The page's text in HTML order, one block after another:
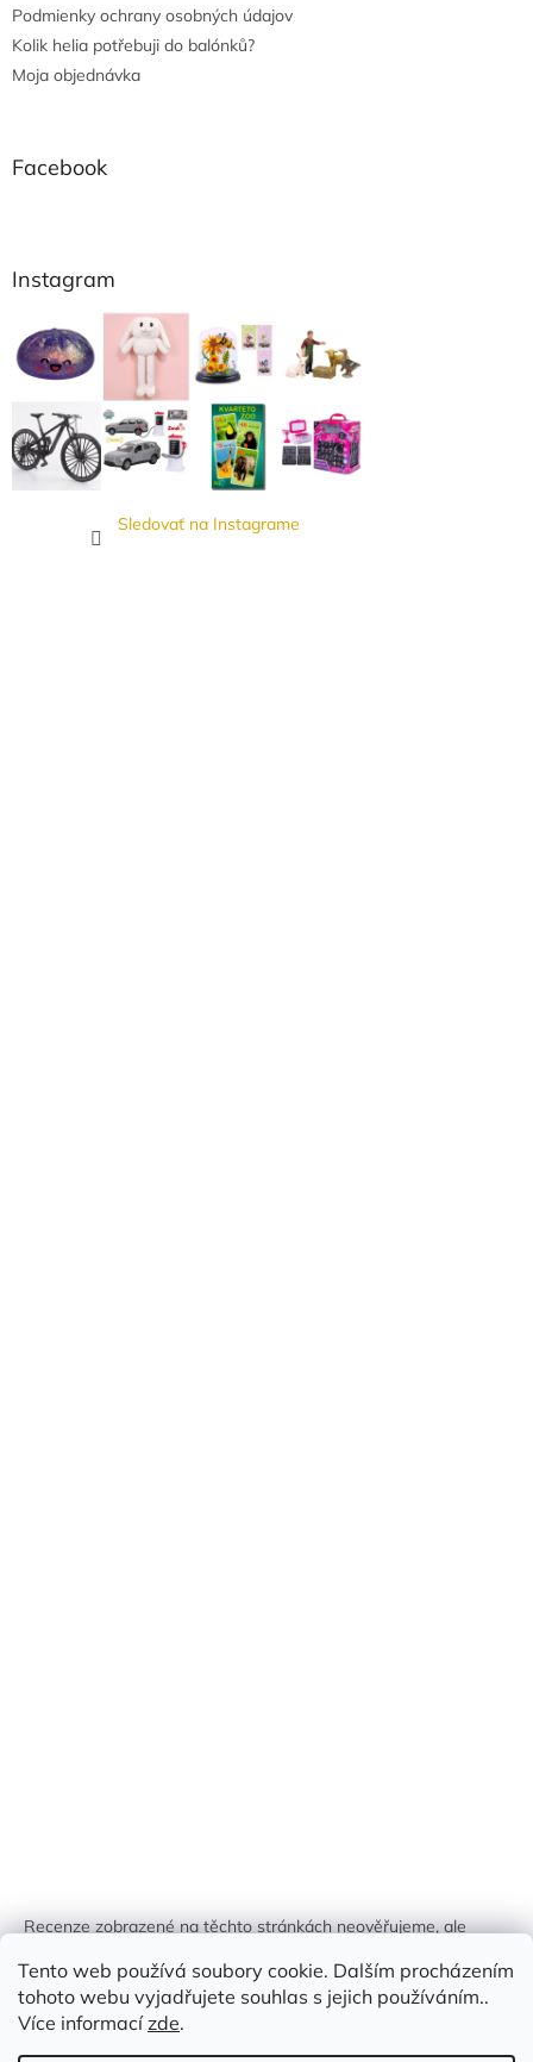
Tento web používá soubory cookie. Dalším procházením
tohoto webu vyjadřujete souhlas s jejich používáním..
Více informacízde.
Podmienky ochrany osobných údajov
Kolik helia potřebuji do balónků?
Moja objednávka
Facebook
Instagram
Sledovať na Instagrame
Recenze zobrazené na těchto stránkách neověřujeme, ale
identifikován.